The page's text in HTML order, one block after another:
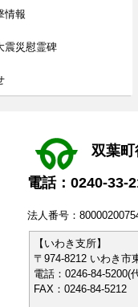
情報
震災慰霊碑
双葉
電話：0240-33-
法人番号：
【いわき支所】
〒974-8212 いわき市
電話：0246-84-5200(
FAX：0246-84-5212